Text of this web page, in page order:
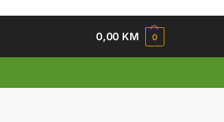
0,00 KM 0